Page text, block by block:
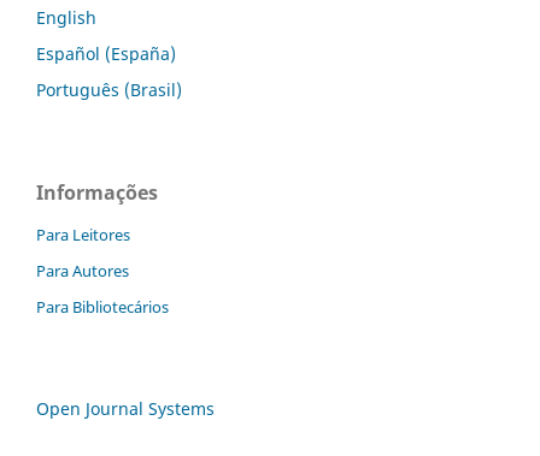
English
Español (España)
Português (Brasil)
Informações
Para Leitores
Para Autores
Para Bibliotecários
Open Journal Systems